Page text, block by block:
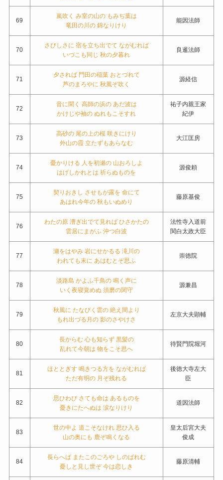
69
嵐吹く み室の山の もみぢ葉は
竜田の川の 錦なりけり
能因法師
70
さびしさに 宿を立ち出でて ながむれば
いづこも同じ 秋の夕暮れ
良暹法師
71
夕されば 門田の稲葉 おとづれて
芦のまろやに 秋風ぞ吹く
源経信
72
音に聞く 高師の浜の あだ波は
かけじや袖の ぬれもこそすれ
祐子内親王家
紀伊
73
高砂の 尾の上の桜 咲きにけり
外山の霞 立たずもあらなむ
大江匡房
74
憂かりける 人を初瀬の 山おろしよ
はげしかれとは 祈らぬものを
源俊頼
75
契りおきし させもが露を 命にて
あはれ今年の 秋もいぬめり
藤原基俊
76
わたの原 漕ぎ出でて見れば ひさかたの
雲居にまがふ 沖つ白波
法性寺入道前
関白太政大臣
77
瀬をはやみ 岩にせかるる 滝川の
われても末に あはむとぞ思ふ
崇徳院
78
淡路島 かよふ千鳥の 鳴く声に
いく夜寝覚めぬ 須磨の関守
源兼昌
79
秋風に たなびく雲の 絶え間より
もれ出づる月の 影のさやけさ
左京大夫顕輔
80
長からむ 心も知らず 黒髪の
乱れて今朝は 物をこそ思へ
待賢門院堀河
81
ほととぎす 鳴きつる方を ながむれば
ただ有明の 月ぞ残れる
後徳大寺左大
臣
82
思ひわび さても命は あるものを
憂きにたへぬは 涙なりけり
道因法師
83
世の中よ 道こそなけれ 思ひ入る
山の奥にも 鹿ぞ鳴くなる
皇太后宮大夫
俊成
84
長らへば またこのごろや しのばれむ
憂しと見し世ぞ 今は恋しき
藤原清輔